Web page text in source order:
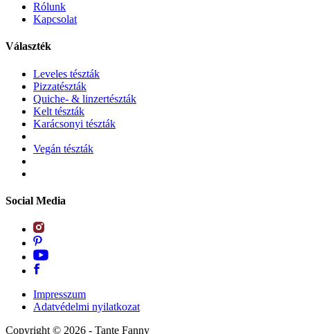
Rólunk
Kapcsolat
Választék
Leveles tészták
Pizzatészták
Quiche- & linzertészták
Kelt tészták
Karácsonyi tészták
Vegán tészták
Social Media
Impresszum
Adatvédelmi nyilatkozat
Copyright © 2026 - Tante Fanny